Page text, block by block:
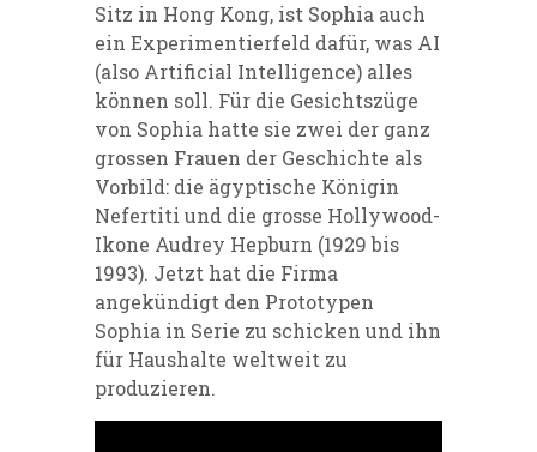
Sitz in Hong Kong, ist Sophia auch
ein Experimentierfeld dafür, was AI
(also Artificial Intelligence) alles
können soll. Für die Gesichtszüge
von Sophia hatte sie zwei der ganz
grossen Frauen der Geschichte als
Vorbild: die ägyptische Königin
Nefertiti und die grosse Hollywood-
Ikone Audrey Hepburn (1929 bis
1993). Jetzt hat die Firma
angekündigt den Prototypen
Sophia in Serie zu schicken und ihn
für Haushalte weltweit zu
produzieren.